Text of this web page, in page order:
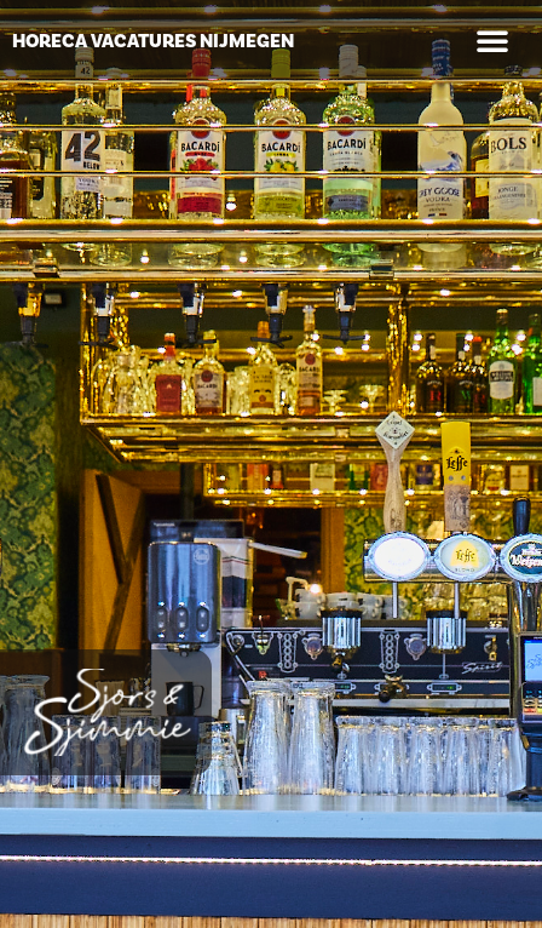
HORECA VACATURES NIJMEGEN